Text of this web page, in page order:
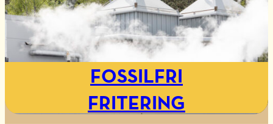
FOSSILFRI
FRITERING